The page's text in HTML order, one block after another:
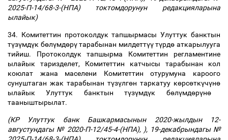
2025-П-14/68-3-(НПА) токтомдорунун редакцияларына
ылайык)
34. Комитеттин протоколдук тапшырмасы Улуттук банктын
түзүмдүк бөлүмдөрүтарабынан милдеттүүтүрдө аткарылууга
тийиш. Протоколдук тапшырма Комитеттин регламентине
ылайык таризделет, Комитеттин катчысы тарабынан кол
коюлат жана маселени Комитеттин отурумуна кароого
сунуштаган жак тарабынан түзүлгөн таркатуу көрсөткүчүнө
ылайык Улуттук банктын түзүмдүк бөлүмдөрүнө
тааныштырылат.
(КР Улуттук банк Башкармасынын 2020-жылдын 12-
августундагы № 2020-П-12/45-4-(НПА), ), 19-декабрындагы №